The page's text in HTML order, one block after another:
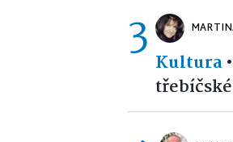
3 Kultura•